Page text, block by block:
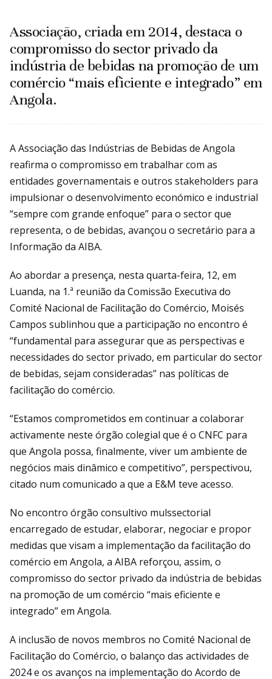
Associação, criada em 2014, destaca o
compromisso do sector privado da
indústria de bebidas na promoção de um
comércio “mais eficiente e integrado” em
Angola.
A Associação das Indústrias de Bebidas de Angola
reafirma o compromisso em trabalhar com as
entidades governamentais e outros stakeholders para
impulsionar o desenvolvimento económico e industrial
“sempre com grande enfoque” para o sector que
representa, o de bebidas, avançou o secretário para a
Informação da AIBA.
Ao abordar a presença, nesta quarta-feira, 12, em
Luanda, na 1.ª reunião da Comissão Executiva do
Comité Nacional de Facilitação do Comércio, Moisés
Campos sublinhou que a participação no encontro é
“fundamental para assegurar que as perspectivas e
necessidades do sector privado, em particular do sector
de bebidas, sejam consideradas” nas políticas de
facilitação do comércio.
“Estamos comprometidos em continuar a colaborar
activamente neste órgão colegial que é o CNFC para
que Angola possa, finalmente, viver um ambiente de
negócios mais dinâmico e competitivo”, perspectivou,
citado num comunicado a que a E&M teve acesso.
No encontro órgão consultivo mulssectorial
encarregado de estudar, elaborar, negociar e propor
medidas que visam a implementação da facilitação do
comércio em Angola, a AIBA reforçou, assim, o
compromisso do sector privado da indústria de bebidas
na promoção de um comércio “mais eficiente e
integrado” em Angola.
A inclusão de novos membros no Comité Nacional de
Facilitação do Comércio, o balanço das actividades de
2024 e os avanços na implementação do Acordo de